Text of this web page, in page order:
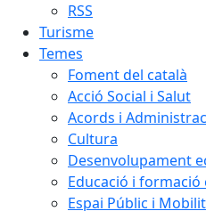
RSS
Turisme
Temes
Foment del català
Acció Social i Salut
Acords i
Cultura
Desenvolupament
Educació i
Espai Públic i